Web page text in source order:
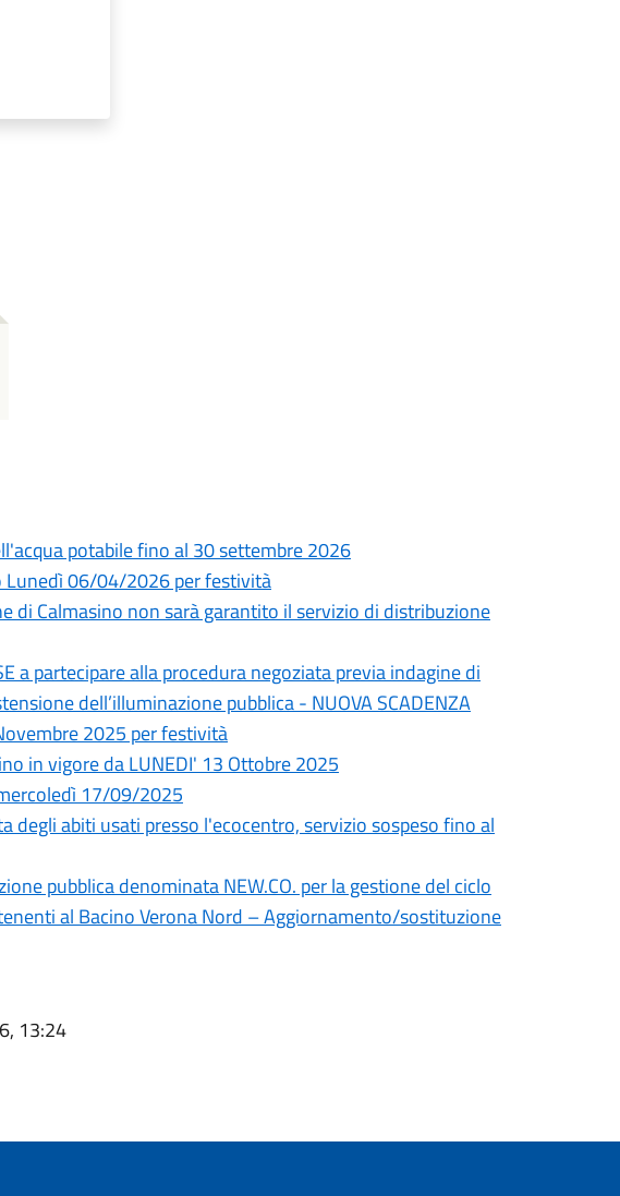
potabile fino al 30 settembre 2026
Lunedì 06/04/2026 per festività
di Calmasino non sarà garantito il servizio di distribuzione
a partecipare alla procedura negoziata previa indagine di
dell’illuminazione pubblica - NUOVA SCADENZA
2025 per festività
in vigore da LUNEDI' 13 Ottobre 2025
17/09/2025
degli abiti usati presso l'ecocentro, servizio sospeso fino al
pubblica denominata NEW.CO. per la gestione del ciclo
al Bacino Verona Nord – Aggiornamento/sostituzione
13:24